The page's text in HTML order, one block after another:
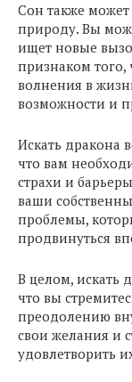
Сон также
природу. Вы
ищет новые
признаком
волнения в
возможности и
Искать дракона
что вам
страхи и
ваши
проблемы,
продвинуться
В целом, искать
что вы
преодолению
свои желания и
удовлетворить